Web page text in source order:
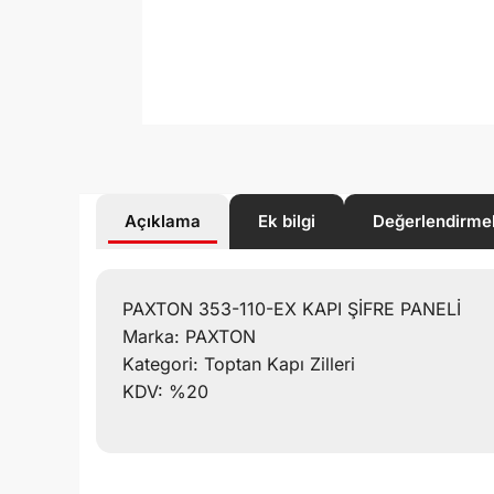
Açıklama Ek bilgi
PAXTON 353-110-EX KAPI ŞİFRE PANELİ
Marka: PAXTON
Kategori: Toptan Kapı Zilleri
KDV: %20